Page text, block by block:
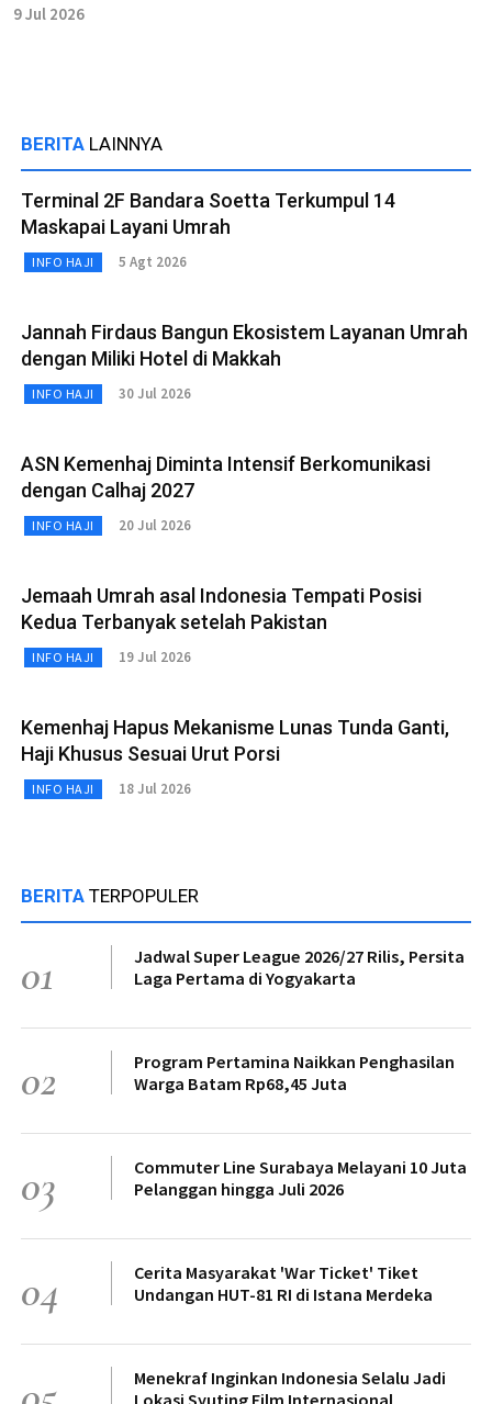
9 Jul 2026
BERITA LAINNYA
Terminal 2F Bandara Soetta Terkumpul 14
Maskapai Layani Umrah
INFO HAJI 5 Agt 2026
Jannah Firdaus Bangun Ekosistem Layanan Umrah
dengan Miliki Hotel di Makkah
INFO HAJI 30 Jul 2026
ASN Kemenhaj Diminta Intensif Berkomunikasi
dengan Calhaj 2027
INFO HAJI 20 Jul 2026
Jemaah Umrah asal Indonesia Tempati Posisi
Kedua Terbanyak setelah Pakistan
INFO HAJI 19 Jul 2026
Kemenhaj Hapus Mekanisme Lunas Tunda Ganti,
Haji Khusus Sesuai Urut Porsi
INFO HAJI 18 Jul 2026
BERITA TERPOPULER
01
Jadwal Super League 2026/27 Rilis, Persita
Laga Pertama di Yogyakarta
02
Program Pertamina Naikkan Penghasilan
Warga Batam Rp68,45 Juta
03
Commuter Line Surabaya Melayani 10 Juta
Pelanggan hingga Juli 2026
04
Cerita Masyarakat 'War Ticket' Tiket
Undangan HUT-81 RI di Istana Merdeka
Menekraf Inginkan Indonesia Selalu Jadi
Lokasi Syuting Film Internasional